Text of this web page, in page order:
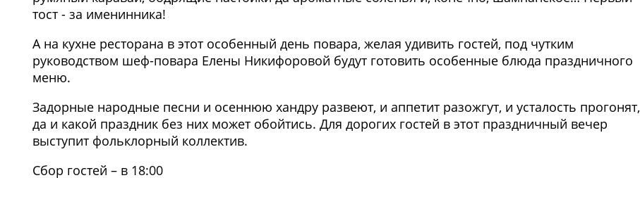
тост - за именинника!
А на кухне ресторана в этот особенный день повара, желая удивить гостей, под чутким
руководством шеф-повара Елены Никифоровой будут готовить особенные блюда праздничного
меню.
Задорные народные песни и осеннюю хандру развеют, и аппетит разожгут, и усталость прогонят,
да и какой праздник без них может обойтись. Для дорогих гостей в этот праздничный вечер
выступит фольклорный коллектив.
Сбор гостей – в 18:00